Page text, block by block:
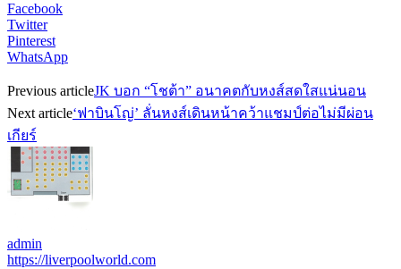
Facebook
Twitter
Pinterest
WhatsApp
Previous articleJK บอก “โชต้า” อนาคตกับหงส์สดใสแน่นอน
Next article‘ฟาบินโญ่’ ลั่นหงส์เดินหน้าคว้าแชมป์ต่อไม่มีผ่อน
เกียร์
admin
https://liverpoolworld.com